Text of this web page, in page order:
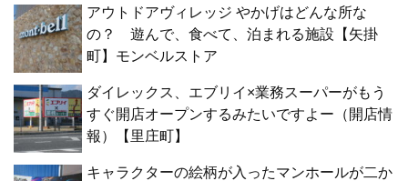
アウトドアヴィレッジ やかげはどんな所な
の？ 遊んで、食べて、泊まれる施設【矢掛
町】モンベルストア
ダイレックス、エブリイ×業務スーパーがもう
すぐ開店オープンするみたいですよー（開店情
報）【里庄町】
キャラクターの絵柄が入ったマンホールが二か